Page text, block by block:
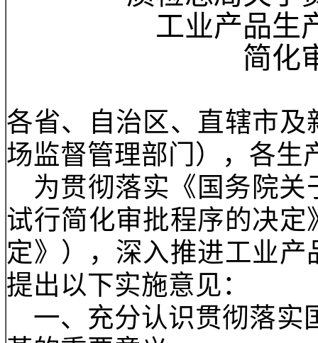
质检总局
工业产
各省、自治区、直辖
场监督管理部门），
为贯彻落实《国务
试行简化审批程序的
定》），深入推进工